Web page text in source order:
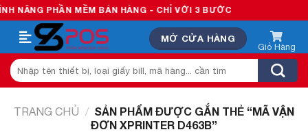
Skip
to
content
NĂNG PHẦN MỀM BÁN HÀNG - CHỈ VỚI 3 BƯỚC
MỞ CỬA HÀNG
Tìm
kiếm:
TRANG CHỦ / SẢN PHẨM ĐƯỢC GẮN THẺ “MÃ VẬN
ĐƠN XPRINTER D463B”